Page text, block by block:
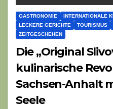
GASTRONOMIE INTERNATIONALE
LECKERE GERICHTE
TOURISMUS
ZEITGESCHEHEN
Die „Original
kulinarische
Sachsen-Anhalt
Seele